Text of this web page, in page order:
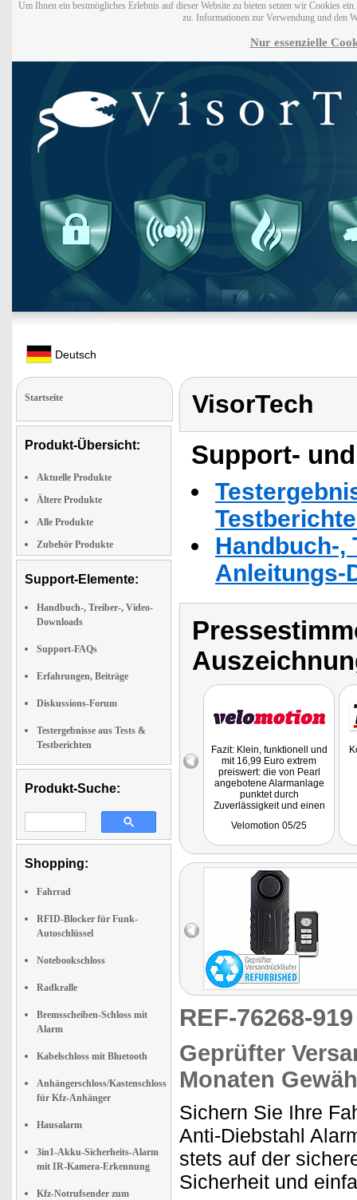
Um Ihnen ein bestmögliches Erlebnis auf dieser Website zu bieten setzen wir Cookies
zu. Informationen zur Verwendung und den
Nur essenzielle
Deutsch
Startseite
Produkt-Übersicht:
Aktuelle Produkte
Ältere Produkte
Alle Produkte
Zubehör Produkte
Support-Elemente:
Handbuch-, Treiber-, Video-
Downloads
Support-FAQs
Erfahrungen, Beiträge
Diskussions-Forum
Testergebnisse aus Tests &
Testberichten
Produkt-Suche:
Shopping:
Fahrrad
RFID-Blocker für Funk-
Autoschlüssel
Notebookschloss
Radkralle
Bremsscheiben-Schloss mit
Alarm
Kabelschloss mit Bluetooth
Anhängerschloss/Kastenschloss
für Kfz-Anhänger
Hausalarm
3in1-Akku-Sicherheits-Alarm
mit IR-Kamera-Erkennung
Kfz-Notrufsender zum
VisorTech
Support-
Handbuch-,
Anleitungs-
Fazit: Klein, funktionell und
mit 16,99 Euro extrem
preiswert: die von Pearl
angebotene Alarmanlage
punktet durch
Zuverlässigkeit und einen
Velomotion 05/25
REF-76268-
Geprüfter
Monaten
Sichern Sie Ihre
Anti-Diebstahl
stets auf der
Sicherheit und